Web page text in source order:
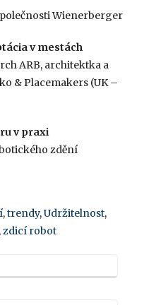
Wienerberger
v mestách
ARB, architektka a
& Placemakers (UK –
v praxi
zdění
,trendy,Udržitelnost,
zdicí robot